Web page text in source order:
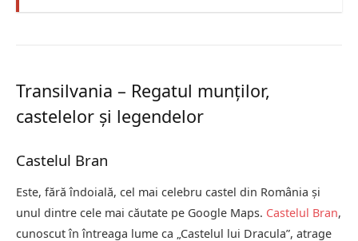
Transilvania – Regatul munților,
castelelor și legendelor
Castelul Bran
Este, fără îndoială, cel mai celebru castel din România și
unul dintre cele mai căutate pe Google Maps. Castelul Bran,
cunoscut în întreaga lume ca „Castelul lui Dracula”, atrage